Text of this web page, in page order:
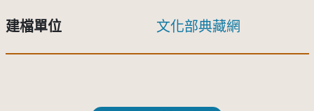
建檔單位 文化部典藏網